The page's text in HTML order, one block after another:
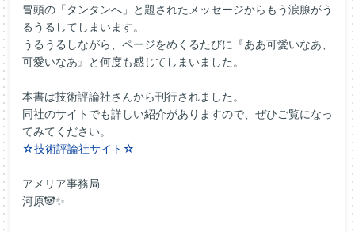
冒頭の「タンタンへ」と題されたメッセージからもう涙腺がう
るうるしてしまいます。
うるうるしながら、ページをめくるたびに『ああ可愛いなあ、
可愛いなあ』と何度も感じてしまいました。
本書は技術評論社さんから刊行されました。
同社のサイトでも詳しい紹介がありますので、ぜひご覧になっ
てみてください。
☆技術評論社サイト☆
アメリア事務局
河原🐼✨